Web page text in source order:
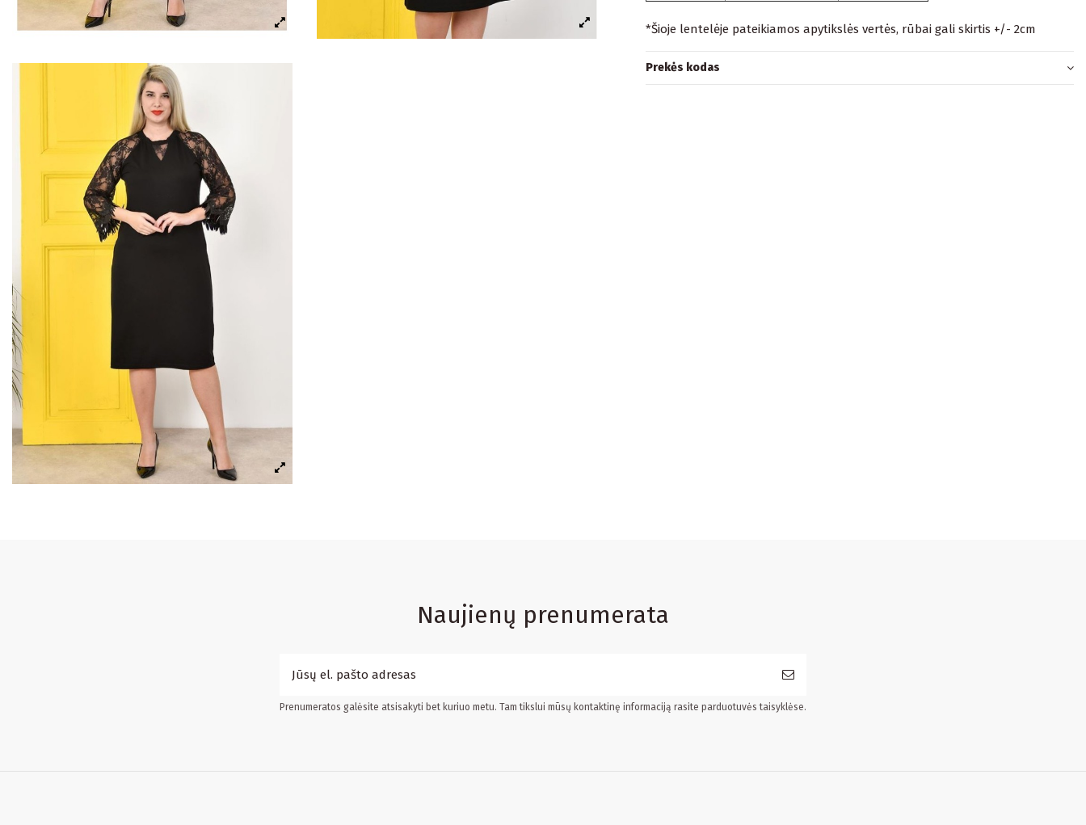
*Šioje lentelėje pateikiamos apytikslės vertės, rūbai gali skirtis +/- 2cm
Prekės kodas
Naujienų prenumerata
Prenumeratos galėsite atsisakyti bet kuriuo metu. Tam tikslui mūsų kontaktinę informaciją rasite parduotuvės taisyklėse.